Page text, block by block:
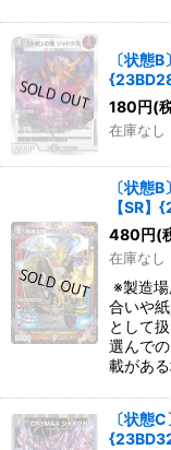
〔状態
180円(
在庫なし
〔状態
【SR】
480 円(
在庫なし
※製造
合いや
として
選んで
載があ
〔状態